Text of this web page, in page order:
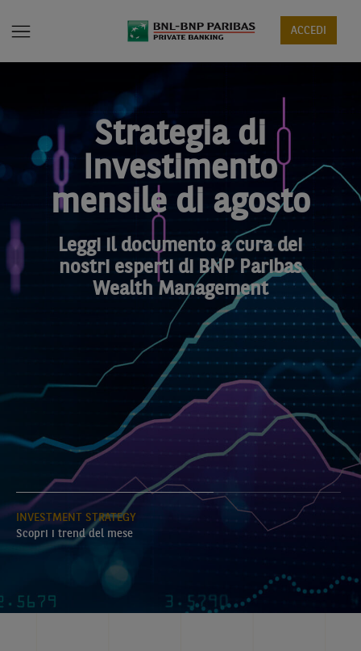
ACCEDI
Strategia di
Investimento
mensile di agosto
Leggi il documento a cura dei
nostri esperti di BNP Paribas
Wealth Management
INVESTMENT STRATEGY
Scopri i trend del mese